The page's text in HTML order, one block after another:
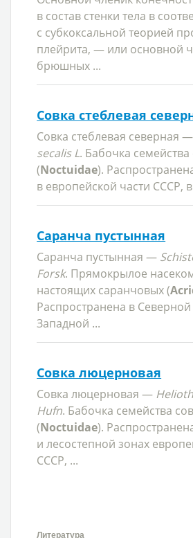
в состав стенки тела в
с субкоксальной теорией
плейрита, — или основной
брюшных ...
Совка стеблевая
Совка стеблевая северная —
secalis L. Бабочка семейства
(Noctuidae).
в европейской части СССР,
Саранча пустынная
Саранча пустынная —
Forsk. Прямокрылое
настоящих саранчовых (
Распространена в
Западной ...
Совка люцерновая
Совка люцерновая —
Hufn. Бабочка семейства
(Noctuidae).
и лесостепной зонах
СССР, ...
Литература